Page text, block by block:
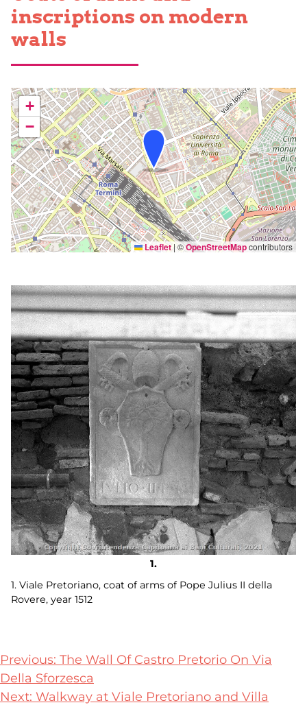
inscriptions on modern
walls
+
−
Leaflet |©OpenStreetMapcontributors
1. Viale Pretoriano, coat of arms of Pope Julius II della
Rovere, year 1512
Post
navigation
Previous: The Wall Of Castro Pretorio On Via
Della Sforzesca
Next: Walkway at Viale Pretoriano and Villa